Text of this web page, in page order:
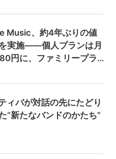
Music、約4年ぶりの値
を実施——個人プランは月
円に、ファミリープラ
ィバが対話の先にたどり
“新たなバンドのかたち”